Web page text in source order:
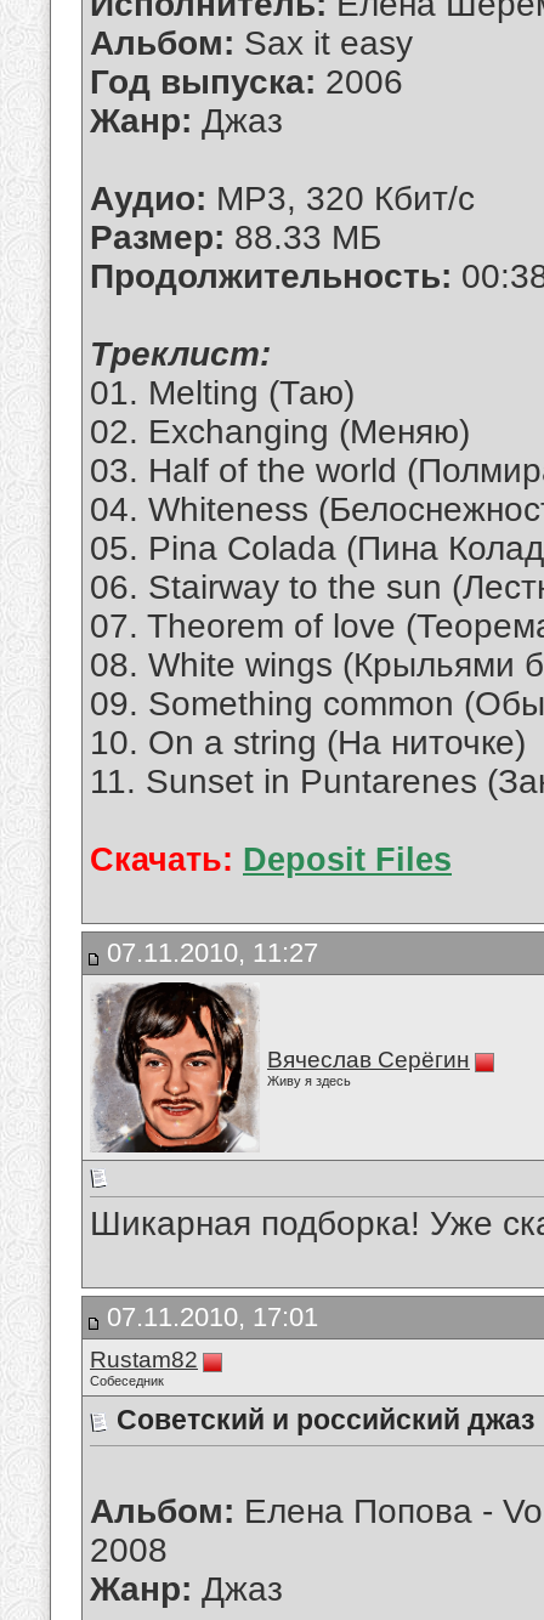
Альбом: Sax it easy
Год выпуска: 2006
Жанр: Джаз
Аудио: MP3, 320 Кбит/с
Размер: 88.33 МБ
Продолжительность:
Tреклист:
01. Melting (Таю)
02. Exchanging (Меняю)
03. Half of the world
04. Whiteness
05. Pina Colada (Пина
06. Stairway to the sun
07. Theorem of love
08. White wings (Крыльями
09. Something common
10. On a string (На ниточке)
11. Sunset in Puntarenes
Скачать: Deposit Files
07.11.2010, 11:27
Вячеслав Серёгин
Живу я здесь
Шикарная подборка! Уже
07.11.2010, 17:01
Rustam82
Собеседник
Советский и российский джаз
Альбом: Елена Попова -
2008
Жанр: Джаз